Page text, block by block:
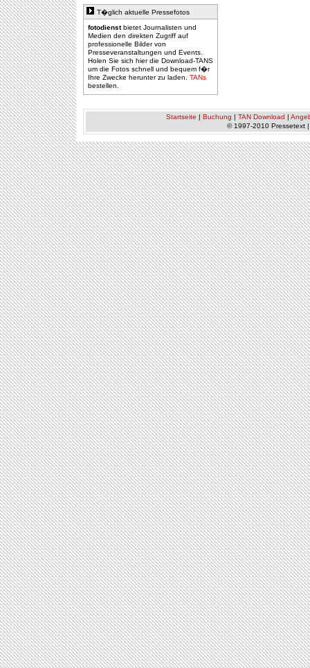
T�glich aktuelle Pressefotos
fotodienstbietet Journalisten und
Medien den direkten Zugriff auf
professionelle Bilder von
Presseveranstaltungen und Events.
Holen Sie sich hier die Download-TANS
um die Fotos schnell und bequem f�r
Ihre Zwecke herunter zu laden. TANs
bestellen.
Startseite | Buchung | TAN Download |
© 1997-2010 Pressetext